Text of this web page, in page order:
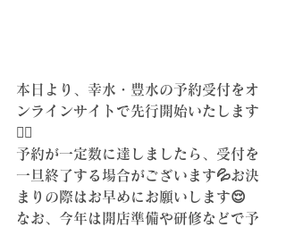
本日より、幸水・豊水の予約受付をオ
ンラインサイトで先行開始いたします
💁‍♀️
予約が一定数に達しましたら、受付を
一旦終了する場合がございます💦お決
まりの際はお早めにお願いします😌
なお、今年は開店準備や研修などで予